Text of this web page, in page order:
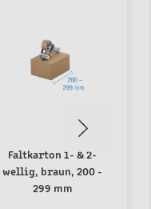
Faltkarton 1- & 2-
wellig, braun, 200 -
299 mm